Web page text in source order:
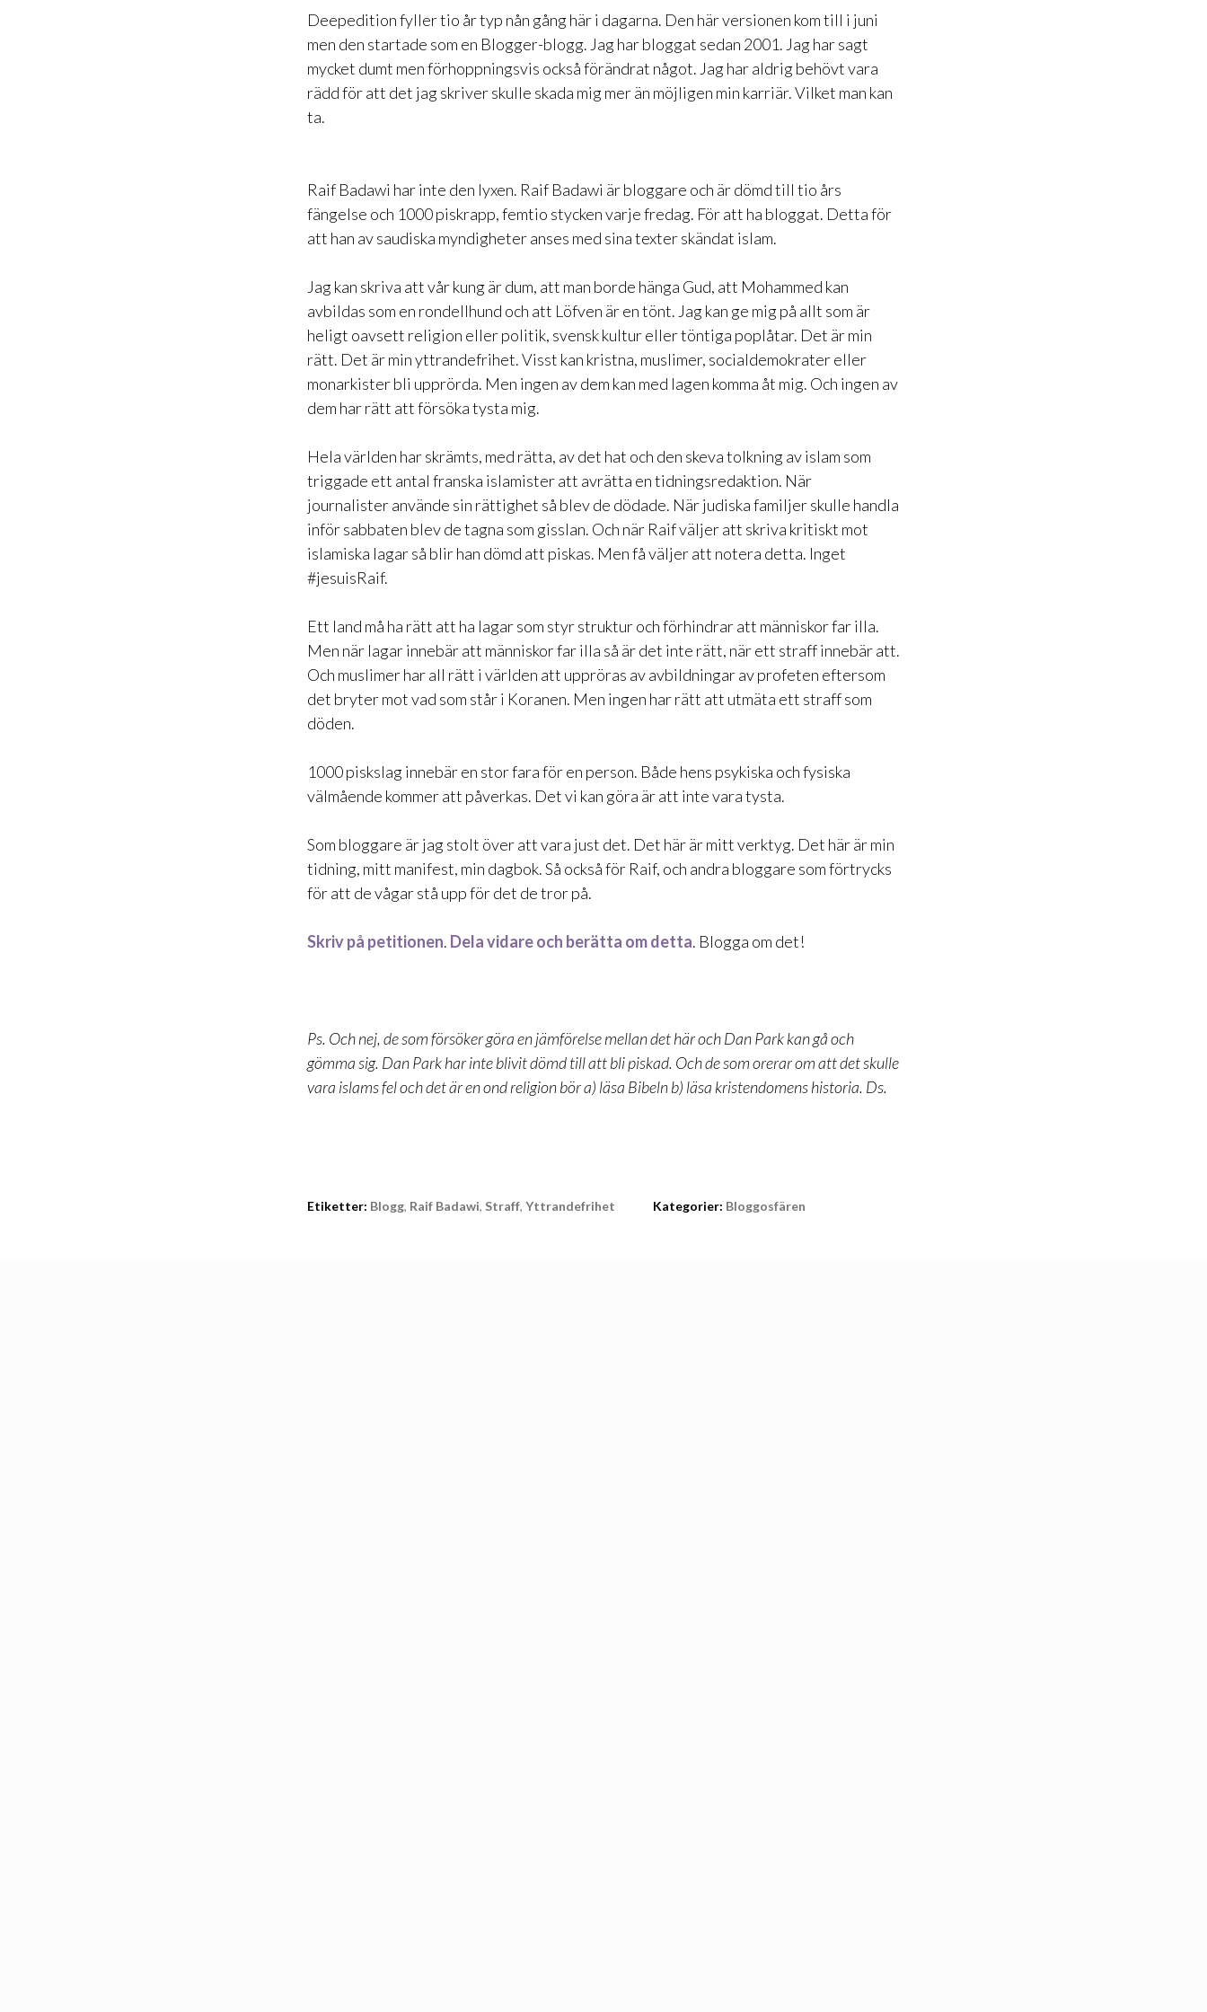
Deepedition fyller tio år typ nån gång här i dagarna. Den här versionen kom till i juni
men den startade som en Blogger-blogg. Jag har bloggat sedan 2001. Jag har sagt
mycket dumt men förhoppningsvis också förändrat något. Jag har aldrig behövt vara
rädd för att det jag skriver skulle skada mig mer än möjligen min karriär. Vilket man kan
ta.
Raif Badawi har inte den lyxen. Raif Badawi är bloggare och är dömd till tio års
fängelse och 1000 piskrapp, femtio stycken varje fredag. För att ha bloggat. Detta för
att han av saudiska myndigheter anses med sina texter skändat islam.
Jag kan skriva att vår kung är dum, att man borde hänga Gud, att Mohammed kan
avbildas som en rondellhund och att Löfven är en tönt. Jag kan ge mig på allt som är
heligt oavsett religion eller politik, svensk kultur eller töntiga poplåtar. Det är min
rätt. Det är min yttrandefrihet. Visst kan kristna, muslimer, socialdemokrater eller
monarkister bli upprörda. Men ingen av dem kan med lagen komma åt mig. Och ingen av
dem har rätt att försöka tysta mig.
Hela världen har skrämts, med rätta, av det hat och den skeva tolkning av islam som
triggade ett antal franska islamister att avrätta en tidningsredaktion. När
journalister använde sin rättighet så blev de dödade. När judiska familjer skulle handla
inför sabbaten blev de tagna som gisslan. Och när Raif väljer att skriva kritiskt mot
islamiska lagar så blir han dömd att piskas. Men få väljer att notera detta. Inget
#jesuisRaif.
Ett land må ha rätt att ha lagar som styr struktur och förhindrar att människor far illa.
Men när lagar innebär att människor far illa så är det inte rätt, när ett straff innebär att.
Och muslimer har all rätt i världen att uppröras av avbildningar av profeten eftersom
det bryter mot vad som står i Koranen. Men ingen har rätt att utmäta ett straff som
döden.
1000 piskslag innebär en stor fara för en person. Både hens psykiska och fysiska
välmående kommer att påverkas. Det vi kan göra är att inte vara tysta.
Som bloggare är jag stolt över att vara just det. Det här är mitt verktyg. Det här är min
tidning, mitt manifest, min dagbok. Så också för Raif, och andra bloggare som förtrycks
för att de vågar stå upp för det de tror på.
Skriv på petitionen. Dela vidare och berätta om detta. Blogga om det!
Ps. Och nej, de som försöker göra en jämförelse mellan det här och Dan Park kan gå och
gömma sig. Dan Park har inte blivit dömd till att bli piskad. Och de som orerar om att det skulle
vara islams fel och det är en ond religion bör a) läsa Bibeln b) läsa kristendomens historia. Ds.
Etiketter: Blogg, Raif Badawi, Straff, Yttrandefrihet Kategorier: Bloggosfären